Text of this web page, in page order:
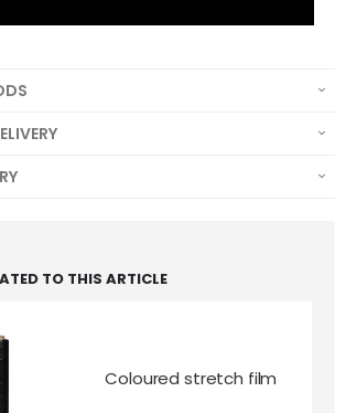
TO THIS ARTICLE
Coloured stretch film